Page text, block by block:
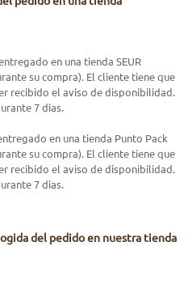
en una tienda SEUR
su compra). El cliente tiene que
recibido el aviso de disponibilidad.
7 dias.
en una tienda Punto Pack
su compra). El cliente tiene que
recibido el aviso de disponibilidad.
7 dias.
del pedido en nuestra tienda